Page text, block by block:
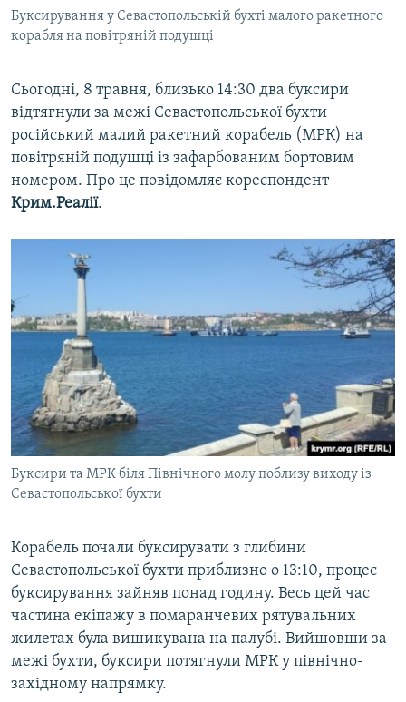
Буксирування у Севастопольській бухті малого ракетного
корабля на повітряній подушці
Сьогодні, 8 травня, близько 14:30 два буксири
відтягнули за межі Севастопольської бухти
російський малий ракетний корабель (МРК) на
повітряній подушці із зафарбованим бортовим
номером. Про це повідомляє кореспондент
Крим.Реалії.
Буксири та МРК біля Північного молу поблизу виходу із
Севастопольської бухти
Корабель почали буксирувати з глибини
Севастопольської бухти приблизно о 13:10, процес
буксирування зайняв понад годину. Весь цей час
частина екіпажу в помаранчевих рятувальних
жилетах була вишикувана на палубі. Вийшовши за
межі бухти, буксири потягнули МРК у північно-
західному напрямку.